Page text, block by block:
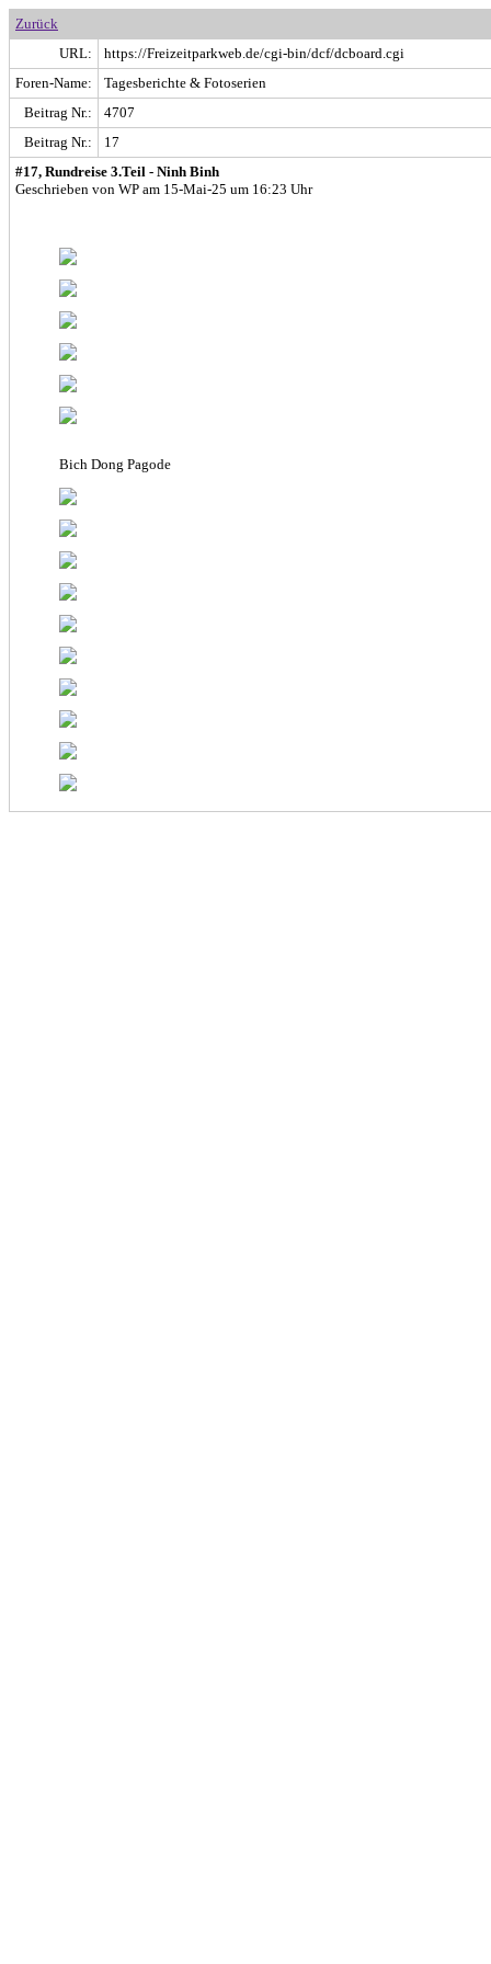
Zurück
URL:
https://Freizeitparkweb.de/cgi-bin/dcf/dcboard.cgi
Foren-Name:
Tagesberichte & Fotoserien
Beitrag Nr.:
4707
Beitrag Nr.:
17
#17, Rundreise 3.Teil - Ninh Binh
Geschrieben von WP am 15-Mai-25 um 16:23 Uhr
Bich Dong Pagode